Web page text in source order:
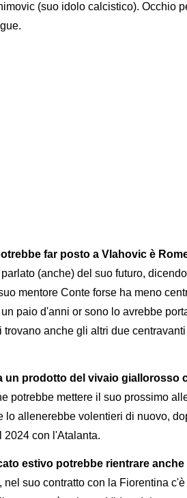
(suo idolo calcistico). Occhio
far posto a Vlahovic è
(anche) del suo futuro,
mentore Conte forse ha meno
paio d'anni or sono lo avrebbe
anche gli altri due
un prodotto del vivaio giallorosso
potrebbe mettere il suo prossimo
lo allenerebbe volentieri di nuovo,
2024 con l'Atalanta.
estivo potrebbe rientrare anche
nel suo contratto con la Fiorentina